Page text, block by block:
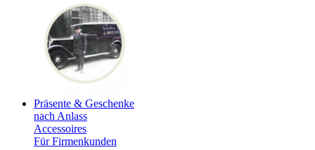
Präsente & Geschenke
nach Anlass
Accessoires
Für Firmenkunden